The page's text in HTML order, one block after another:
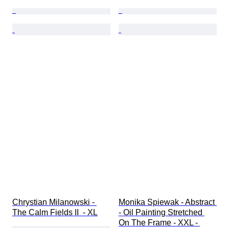
Chrystian Milanowski -
The Calm Fields II  - XL
Monika Spiewak - Abstract
- Oil Painting Stretched
On The Frame - XXL -